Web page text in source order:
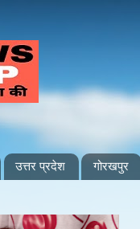
उत्तर प्रदेश गोरखपुर